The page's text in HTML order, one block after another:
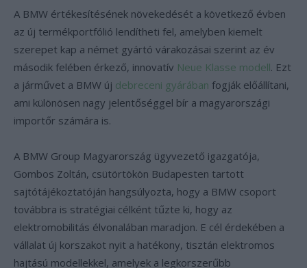
A BMW értékesítésének növekedését a következő évben
az új termékportfólió lendítheti fel, amelyben kiemelt
szerepet kap a német gyártó várakozásai szerint az év
második felében érkező, innovatív Neue Klasse modell. Ezt
a járművet a BMW új debreceni gyárában fogják előállítani,
ami különösen nagy jelentőséggel bír a magyarországi
importőr számára is.
A BMW Group Magyarország ügyvezető igazgatója,
Gombos Zoltán, csütörtökön Budapesten tartott
sajtótájékoztatóján hangsúlyozta, hogy a BMW csoport
továbbra is stratégiai célként tűzte ki, hogy az
elektromobilitás élvonalában maradjon. E cél érdekében a
vállalat új korszakot nyit a hatékony, tisztán elektromos
hajtású modellekkel, amelyek a legkorszerűbb